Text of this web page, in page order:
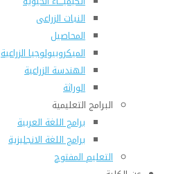
النبات الزراعى
المحاصيل
الميكروبيولوجيا الزراعية
الهندسة الزراعية
الوراثة
البرامج التعليمية
برامج اللغة العربية
برامج اللغة الانجليزية
التعليم المفتوح